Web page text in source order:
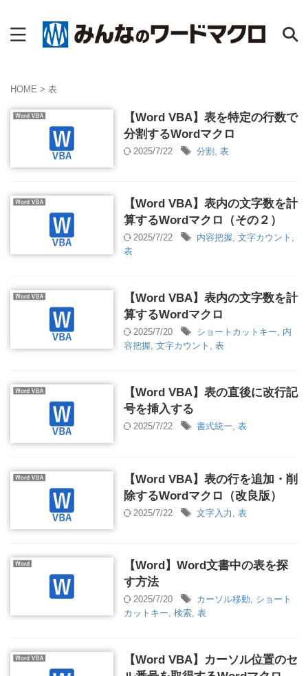
HOME > 表
【Word VBA】表を特定の行数で
分割するWordマクロ
2025/7/22 分割 , 表
【Word VBA】表内の文字数を計
算するWordマクロ（その２）
2025/7/22 内容把握, 文字カウント ,
表
【Word VBA】表内の文字数を計
算するWordマクロ
2025/7/20 ショートカットキー, 内
容把握, 文字カウント , 表
【Word VBA】表の直後に改行記
号を挿入する
2025/7/22 書式統一, 表
【Word VBA】表の行を追加・削
除するWordマクロ（改良版）
2025/7/22 文字入力 表
【Word】Word文書中の表を探
す方法
2025/7/20 カーソル移動, ショート
カットキー, 検索, 表
【Word VBA】カーソル位置のセ